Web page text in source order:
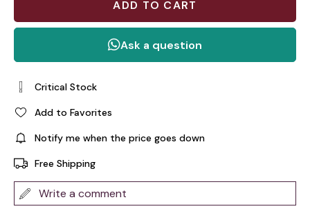
Critical Stock
Add to Favorites
Notify me when the price goes down
Free Shipping
Write a comment